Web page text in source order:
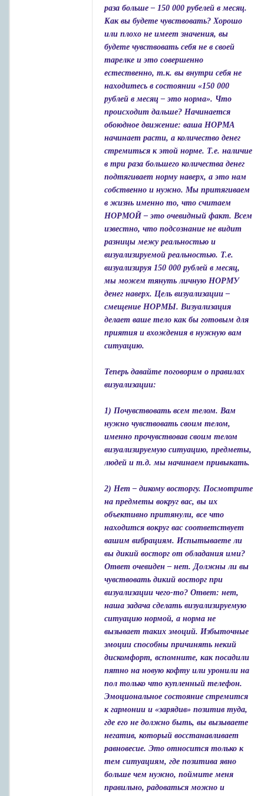
раза больше – 150 000 рубелей в месяц.
Как вы будете чувствовать? Хорошо
или плохо не имеет значения, вы
будете чувствовать себя не в своей
тарелке и это совершенно
естественно, т.к. вы внутри себя не
находитесь в состоянии «150 000
рублей в месяц – это норма». Что
происходит дальше? Начинается
обоюдное движение: ваша НОРМА
начинает расти, а количество денег
стремиться к этой норме. Т.е. наличие
в три раза большего количества денег
подтягивает норму наверх, а это нам
собственно и нужно. Мы притягиваем
в жизнь именно то, что считаем
НОРМОЙ – это очевидный факт. Всем
известно, что подсознание не видит
разницы межу реальностью и
визуализируемой реальностью. Т.е.
визуализируя 150 000 рублей в месяц,
мы можем тянуть личную НОРМУ
денег наверх. Цель визуализации –
смещение НОРМЫ. Визуализация
делает ваше тело как бы готовым для
приятия и вхождения в нужную вам
ситуацию.
Теперь давайте поговорим о правилах
визуализации:
1) Почувствовать всем телом. Вам
нужно чувствовать своим телом,
именно прочувствовав своим телом
визуализируемую ситуацию, предметы,
людей и т.д. мы начинаем привыкать.
2) Нет – дикому восторгу. Посмотрите
на предметы вокруг вас, вы их
объективно притянули, все что
находится вокруг вас соответствует
вашим вибрациям. Испытываете ли
вы дикий восторг от обладания ими?
Ответ очевиден – нет. Должны ли вы
чувствовать дикий восторг при
визуализации чего-то? Ответ: нет,
наша задача сделать визуализируемую
ситуацию нормой, а норма не
вызывает таких эмоций. Избыточные
эмоции способны причинять некий
дискомфорт, вспомните, как посадили
пятно на новую кофту или уронили на
пол только что купленный телефон.
Эмоциональное состояние стремится
к гармонии и «зарядив» позитив туда,
где его не должно быть, вы вызываете
негатив, который восстанавливает
равновесие. Это относится только к
тем ситуациям, где позитива явно
больше чем нужно, поймите меня
правильно, радоваться можно и